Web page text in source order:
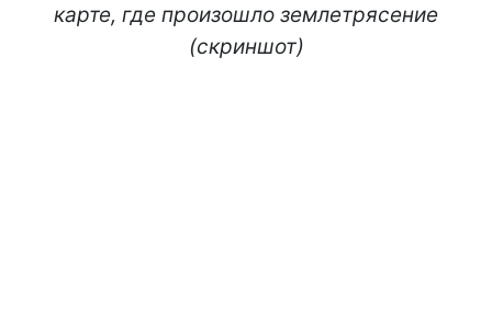
карте, где произошло землетрясение
(скриншот)